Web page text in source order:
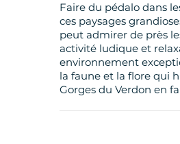
Faire du pédalo dans
ces paysages
peut admirer de près
activité ludique et
environnement
la faune et la flore qui
Gorges du Verdon en